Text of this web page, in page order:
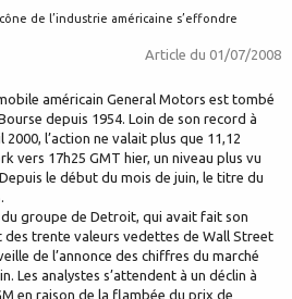
de l’industrie américaine s’effondre
Article du 01/07/2008
américain General Motors est tombé
depuis 1954. Loin de son record à
l’action ne valait plus que 11,12
vers 17h25 GMT hier, un niveau plus vu
le début du mois de juin, le titre du
groupe de Detroit, qui avait fait son
des trente valeurs vedettes de Wall Street
de l’annonce des chiffres du marché
Les analystes s’attendent à un déclin à
en raison de la flambée du prix de